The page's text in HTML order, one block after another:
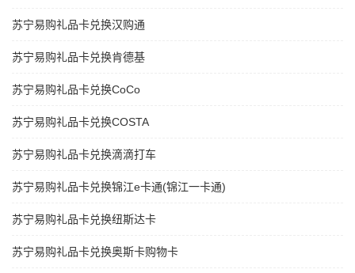
苏宁易购礼品卡兑换汉购通
苏宁易购礼品卡兑换肯德基
苏宁易购礼品卡兑换CoCo
苏宁易购礼品卡兑换COSTA
苏宁易购礼品卡兑换滴滴打车
苏宁易购礼品卡兑换锦江e卡通(锦江一卡通)
苏宁易购礼品卡兑换纽斯达卡
苏宁易购礼品卡兑换奥斯卡购物卡